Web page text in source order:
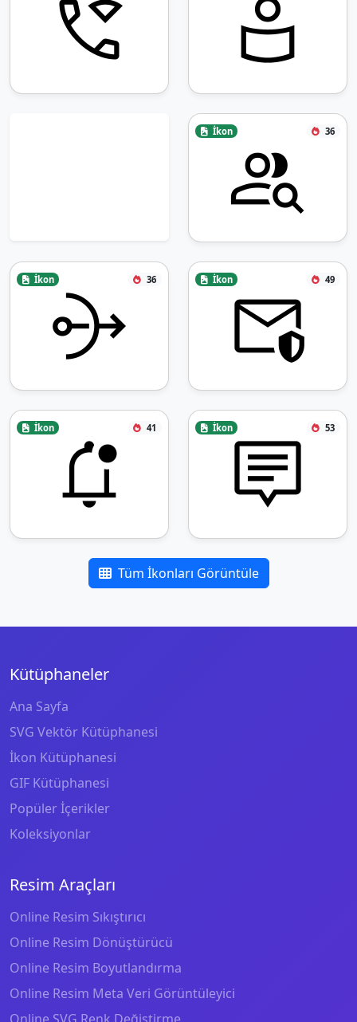
İkon 36
İkon 36 İkon 49
İkon 41 İkon 53
Tüm İkonları Görüntüle
Kütüphaneler
Ana Sayfa
SVG Vektör Kütüphanesi
İkon Kütüphanesi
GIF Kütüphanesi
Popüler İçerikler
Koleksiyonlar
Resim Araçları
Online Resim Sıkıştırıcı
Online Resim Dönüştürücü
Online Resim Boyutlandırma
Online Resim Meta Veri Görüntüleyici